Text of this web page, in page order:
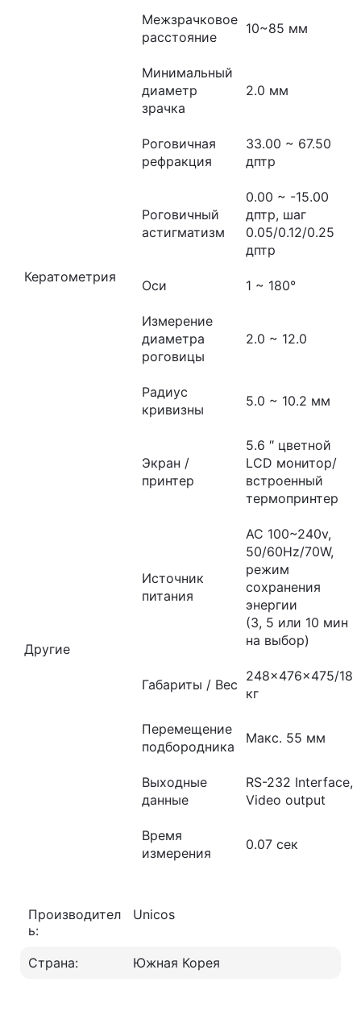
Межзрачковое
расстояние
10~85 мм
Минимальный
диаметр
зрачка
2.0 мм
Кератометрия
Роговичная
рефракция
33.00 ~ 67.50
дптр
Роговичный
астигматизм
0.00 ~ -15.00
дптр, шаг
0.05/0.12/0.25
дптр
Оси 1 ~ 180°
Измерение
диаметра
роговицы
2.0 ~ 12.0
Радиус
кривизны
5.0 ~ 10.2 мм
Другие
Экран /
принтер
5.6 ″ цветной
LCD монитор/
встроенный
термопринтер
Источник
питания
AC 100~240v,
50/60Hz/70W,
режим
сохранения
энергии
(3, 5 или 10 мин
на выбор)
Габариты / Вес
248x476x475/18
кг
Перемещение
подбородника
Макс. 55 мм
Выходные
данные
RS-232 Interface,
Video output
Время
измерения
0.07 сек
Производител
ь:
Unicos
Страна: Южная Корея